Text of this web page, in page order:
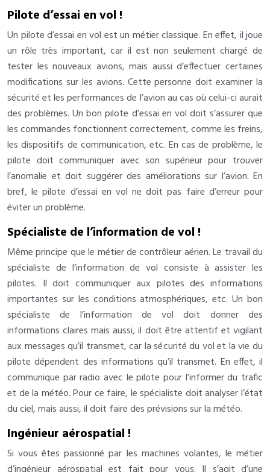
Pilote d’essai en vol !
Un pilote d’essai en vol est un métier classique. En effet, il joue
un rôle très important, car il est non seulement chargé de
tester les nouveaux avions, mais aussi d’effectuer certaines
modifications sur les avions. Cette personne doit examiner la
sécurité et les performances de l’avion au cas où celui-ci aurait
des problèmes. Un bon pilote d’essai en vol doit s’assurer que
les commandes fonctionnent correctement, comme les freins,
les dispositifs de communication, etc. En cas de problème, le
pilote doit communiquer avec son supérieur pour trouver
l’anomalie et doit suggérer des améliorations sur l’avion. En
bref, le pilote d’essai en vol ne doit pas faire d’erreur pour
éviter un problème.
Spécialiste de l’information de vol !
Même principe que le métier de contrôleur aérien. Le travail du
spécialiste de l’information de vol consiste à assister les
pilotes. Il doit communiquer aux pilotes des informations
importantes sur les conditions atmosphériques, etc. Un bon
spécialiste de l’information de vol doit donner des
informations claires mais aussi, il doit être attentif et vigilant
aux messages qu’il transmet, car la sécurité du vol et la vie du
pilote dépendent des informations qu’il transmet. En effet, il
communique par radio avec le pilote pour l’informer du trafic
et de la météo. Pour ce faire, le spécialiste doit analyser l’état
du ciel, mais aussi, il doit faire des prévisions sur la météo.
Ingénieur aérospatial !
Si vous êtes passionné par les machines volantes, le métier